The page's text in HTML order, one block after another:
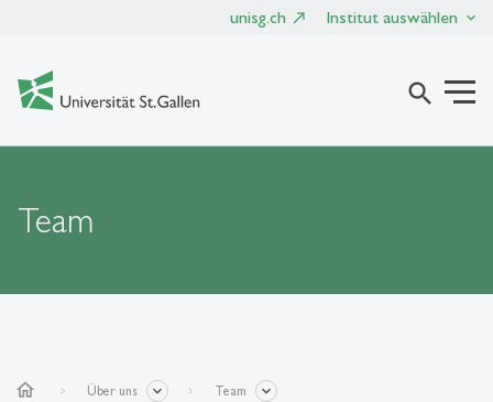
unisg.ch Institut auswählen
search
Team
home Über uns Team